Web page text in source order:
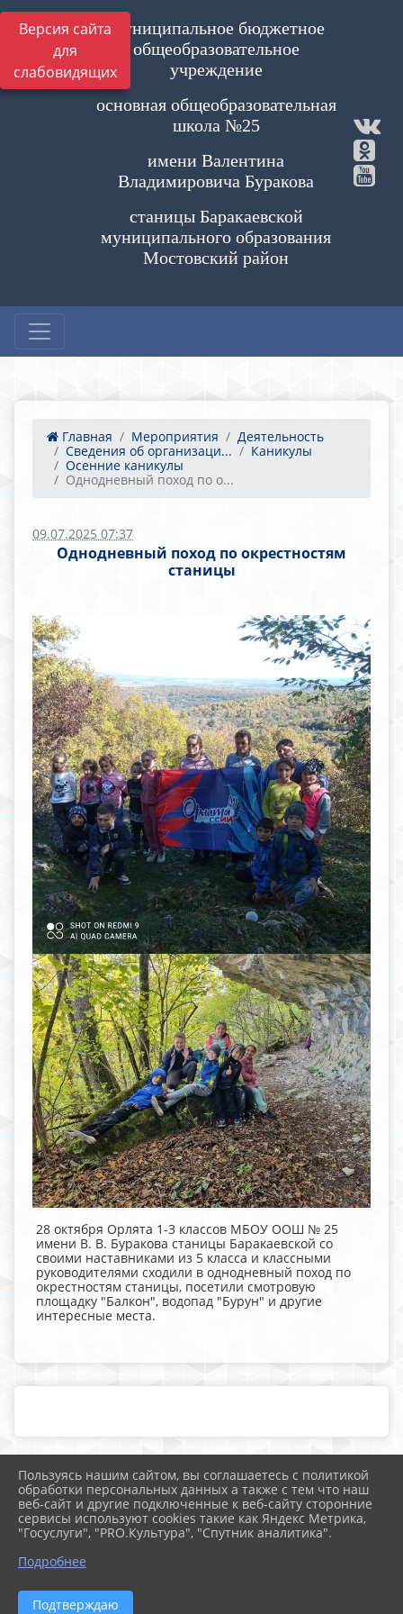
Версия сайта
для
слабовидящих
Муниципальное бюджетное
общеобразовательное
учреждение
основная общеобразовательная
школа №25
имени Валентина
Владимировича Буракова
станицы Баракаевской
муниципального образования
Мостовский район
Главная Мероприятия
Деятельность
Сведения об организаци...
Каникулы
Осенние каникулы
Однодневный поход по о...
09.07.2025 07:37
Однодневный поход по окрестностям
станицы
28 октября Орлята 1-3 классов МБОУ ООШ № 25
имени В. В. Буракова станицы Баракаевской со
своими наставниками из 5 класса и классными
руководителями сходили в однодневный поход по
окрестностям станицы, посетили смотровую
площадку "Балкон", водопад "Бурун" и другие
интересные места.
2026 г. school25.mostobr.ru
Вход
Карта сайта
Политика обработки персональных данных
Сделано на KubCMS
Пользуясь нашим сайтом, вы соглашаетесь с политикой
обработки персональных данных а также с тем что наш
веб-сайт и другие подключенные к веб-сайту сторонние
сервисы используют cookies такие как Яндекс Метрика,
"Госуслуги", "PRO.Культура", "Спутник аналитика".
Подробнее
Подтверждаю